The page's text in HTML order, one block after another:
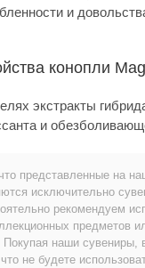
и
конопли
экстракты
и
представленные на
исключительно
рекомендуем
предметов
Покупая наши сувениры,
не будете